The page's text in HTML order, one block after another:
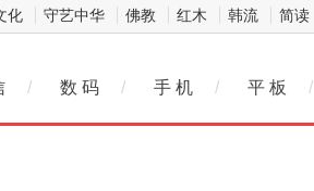
化 守艺中华 佛教 红木 韩流 简读
/ 数 码 / 手 机 / 平 板 /